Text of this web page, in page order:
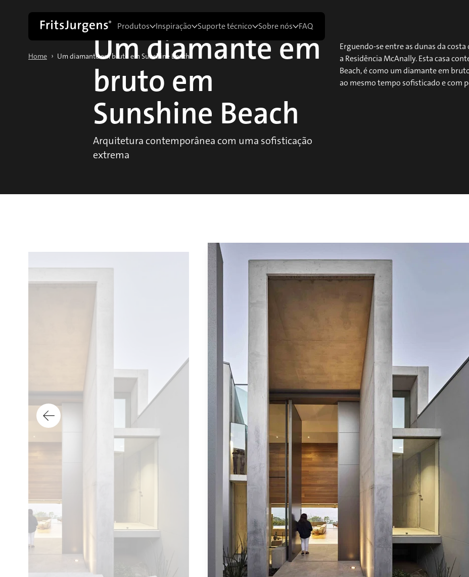
Produtos Inspiração Suporte técnico Sobre nós FAQ
Home › Um diamante em bruto em Sunshine Beach
Um diamante em
bruto em
Sunshine Beach
Arquitetura contemporânea com uma sofisticação
extrema
Erguendo-se entre as dunas da
a Residência McAnally. Esta casa
Beach, é como um diamante em
ao mesmo tempo sofisticado e com